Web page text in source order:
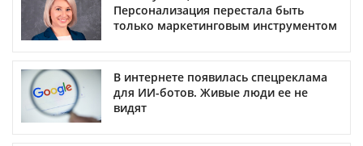
Персонализация перестала быть
только маркетинговым инструментом
В интернете появилась спецреклама
для ИИ-ботов. Живые люди ее не
видят